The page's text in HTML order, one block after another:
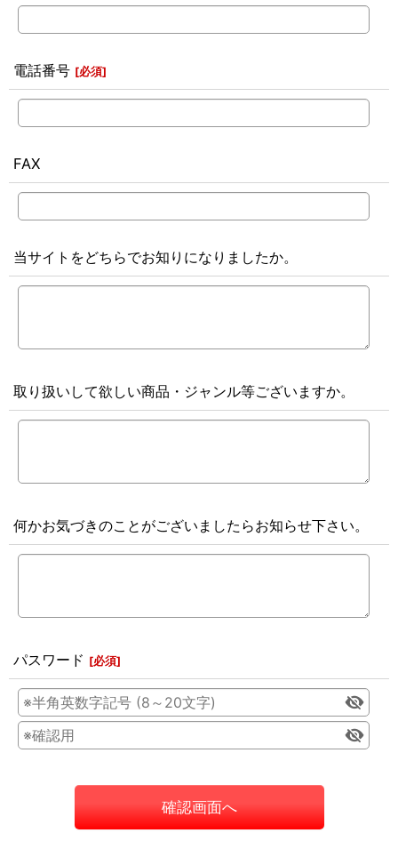
電話番号 [必須]
FAX
当サイトをどちらでお知りになりましたか。
取り扱いして欲しい商品・ジャンル等ございますか。
何かお気づきのことがございましたらお知らせ下さい。
パスワード [必須]
確認画面へ